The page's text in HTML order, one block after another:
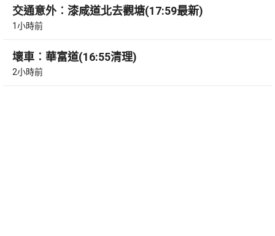
交通意外︰漆咸道北去觀塘(17:59最新)
1小時前
壞車︰華富道(16:55清理)
2小時前